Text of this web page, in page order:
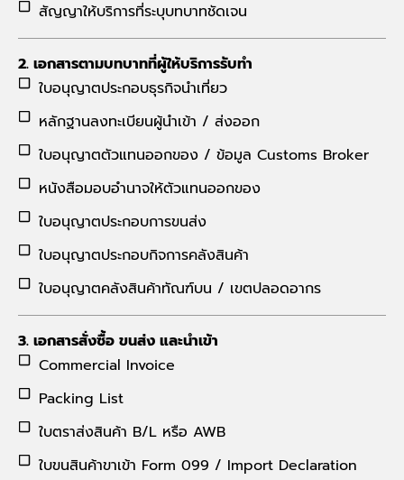
สัญญาให้บริการที่ระบุบทบาทชัดเจน
2. เอกสารตามบทบาทที่ผู้ให้บริการรับทำ
ใบอนุญาตประกอบธุรกิจนำเที่ยว
หลักฐานลงทะเบียนผู้นำเข้า / ส่งออก
ใบอนุญาตตัวแทนออกของ / ข้อมูล Customs Broker
หนังสือมอบอำนาจให้ตัวแทนออกของ
ใบอนุญาตประกอบการขนส่ง
ใบอนุญาตประกอบกิจการคลังสินค้า
ใบอนุญาตคลังสินค้าทัณฑ์บน / เขตปลอดอากร
3. เอกสารสั่งซื้อ ขนส่ง และนำเข้า
Commercial Invoice
Packing List
ใบตราส่งสินค้า B/L หรือ AWB
ใบขนสินค้าขาเข้า Form 099 / Import Declaration